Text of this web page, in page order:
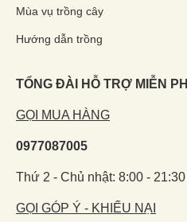
Mùa vụ trồng cây
Hướng dẫn trồng
TỔNG ĐÀI HỖ TRỢ MIỄN PHÍ
GỌI MUA HÀNG
0977087005
Thứ 2 - Chủ nhật: 8:00 - 21:30
GỌI GÓP Ý - KHIẾU NẠI